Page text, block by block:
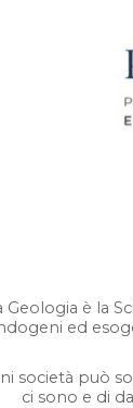
Geologia è la
ed
società può
ci sono e di